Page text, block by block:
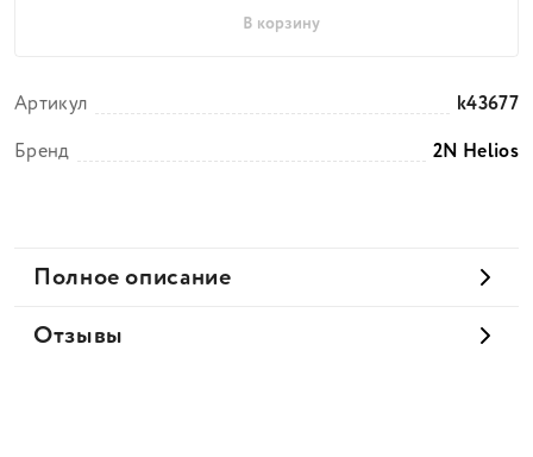
В корзину
Артикул
k43677
Бренд
2N Helios
Полное описание
Отзывы